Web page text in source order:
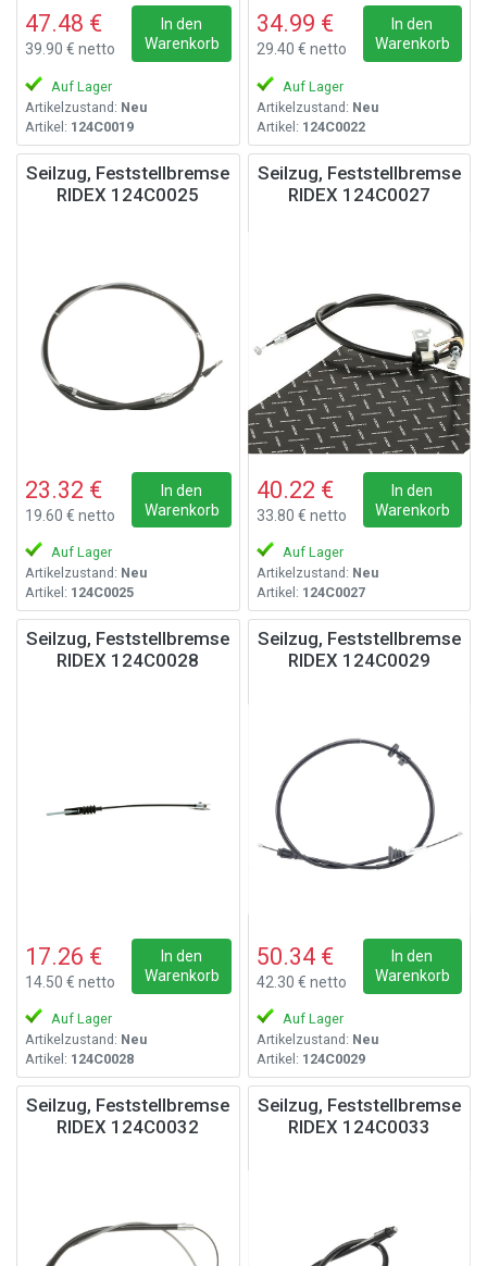
47.48 €
39.90 € netto
In den
Warenkorb
Auf Lager
Artikelzustand: Neu
Artikel: 124C0019
34.99 €
29.40 € netto
In den
Warenkorb
Auf Lager
Artikelzustand: Neu
Artikel: 124C0022
Seilzug, Feststellbremse
RIDEX 124C0025
23.32 €
19.60 € netto
In den
Warenkorb
Auf Lager
Artikelzustand: Neu
Artikel: 124C0025
Seilzug, Feststellbremse
RIDEX 124C0027
40.22 €
33.80 € netto
In den
Warenkorb
Auf Lager
Artikelzustand: Neu
Artikel: 124C0027
Seilzug, Feststellbremse
RIDEX 124C0028
17.26 €
14.50 € netto
In den
Warenkorb
Auf Lager
Artikelzustand: Neu
Artikel: 124C0028
Seilzug, Feststellbremse
RIDEX 124C0029
50.34 €
42.30 € netto
In den
Warenkorb
Auf Lager
Artikelzustand: Neu
Artikel: 124C0029
Seilzug, Feststellbremse
RIDEX 124C0032
Seilzug, Feststellbremse
RIDEX 124C0033